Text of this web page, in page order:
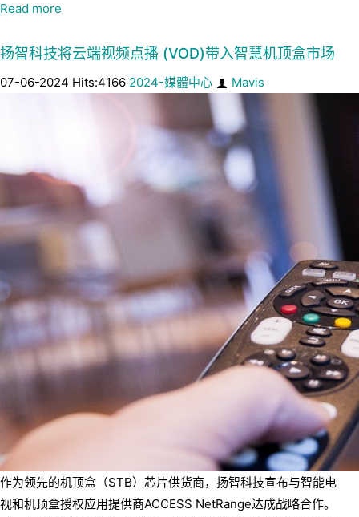
Read more
扬智科技将云端视频点播 (VOD)带入智慧机顶盒市场
07-06-2024 Hits:4166 2024-媒體中心 Mavis
作为领先的机顶盒（STB）芯片供货商，扬智科技宣布与智能电
视和机顶盒授权应用提供商ACCESS NetRange达成战略合作。